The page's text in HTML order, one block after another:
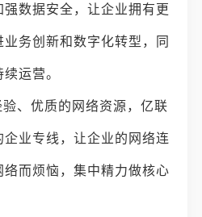
数据安全，让企业拥有更
务创新和数字化转型，同
运营。
、优质的网络资源，亿联
业专线，让企业的网络连
而烦恼，集中精力做核心